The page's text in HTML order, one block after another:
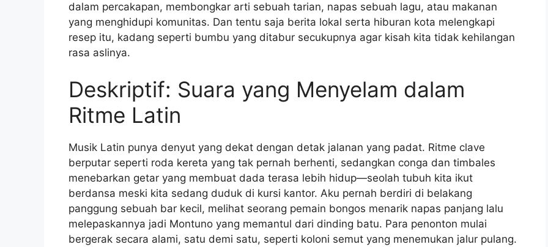
dalam percakapan, membongkar arti sebuah tarian, napas sebuah lagu, atau makanan
yang menghidupi komunitas. Dan tentu saja berita lokal serta hiburan kota melengkapi
resep itu, kadang seperti bumbu yang ditabur secukupnya agar kisah kita tidak kehilangan
rasa aslinya.
Deskriptif: Suara yang Menyelam dalam
Ritme Latin
Musik Latin punya denyut yang dekat dengan detak jalanan yang padat. Ritme clave
berputar seperti roda kereta yang tak pernah berhenti, sedangkan conga dan timbales
menebarkan getar yang membuat dada terasa lebih hidup—seolah tubuh kita ikut
berdansa meski kita sedang duduk di kursi kantor. Aku pernah berdiri di belakang
panggung sebuah bar kecil, melihat seorang pemain bongos menarik napas panjang lalu
melepaskannya jadi Montuno yang memantul dari dinding batu. Para penonton mulai
bergerak secara alami, satu demi satu, seperti koloni semut yang menemukan jalur pulang.